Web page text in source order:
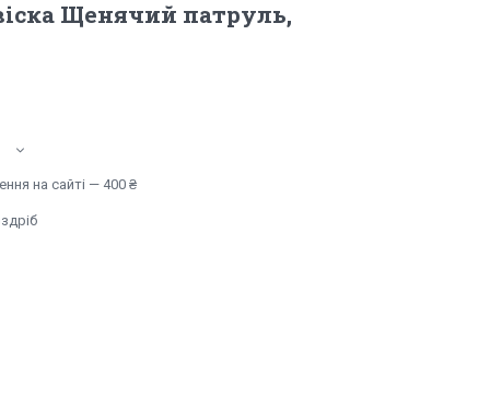
Щенячий патруль,
на сайті — 400 ₴